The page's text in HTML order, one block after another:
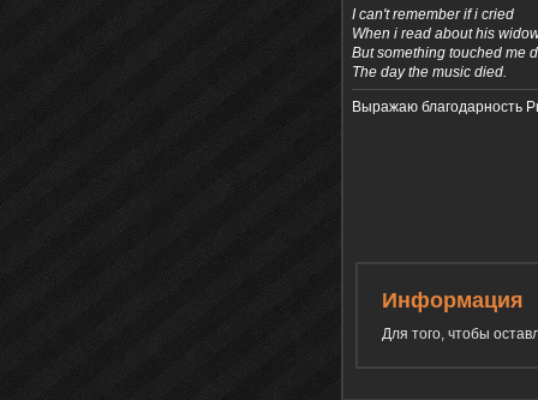
I can't remember if i cried
When i read about his
But something touched me
The day the music died.
Выражаю благодарность
Информация
Для того, чтобы